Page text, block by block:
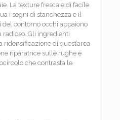
La texture fresca e di facile
i segni di stanchezza e il
contorno occhi appaiono
radioso. Gli ingredienti
di quest’area
riparatrice sulle rughe e
che contrasta le